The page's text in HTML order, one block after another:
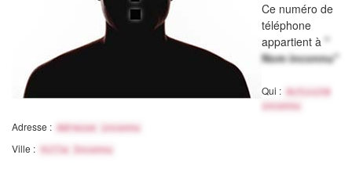
Ce numéro de
téléphone
appartient à "
Nom inconnu"
Qui :
Activité
inconnu
Adresse : Adresse inconnu
Ville : Ville Inconnu